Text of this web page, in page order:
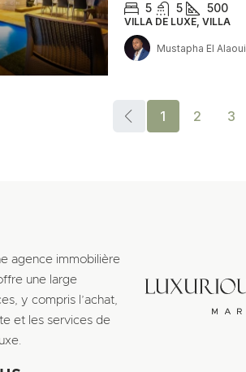
5 5 500
VILLA DE LUXE, VILLA
Mustapha El Alaoui
1 2 3
agence immobilière
une large
y compris l’achat,
et les services de